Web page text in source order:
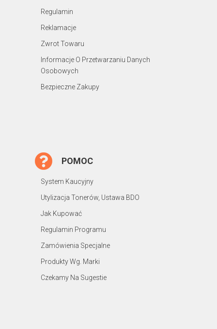
Regulamin
Reklamacje
Zwrot Towaru
Informacje O Przetwarzaniu Danych
Osobowych
Bezpieczne Zakupy
POMOC
System Kaucyjny
Utylizacja Tonerów, Ustawa BDO
Jak Kupować
Regulamin Programu
Zamówienia Specjalne
Produkty Wg. Marki
Czekamy Na Sugestie